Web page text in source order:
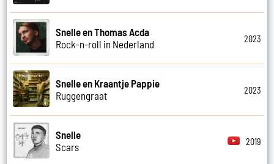
Snelle en Thomas Acda
Rock-n-roll in Nederland
2023
Snelle en Kraantje Pappie
Ruggengraat
2023
Snelle
Scars
2019